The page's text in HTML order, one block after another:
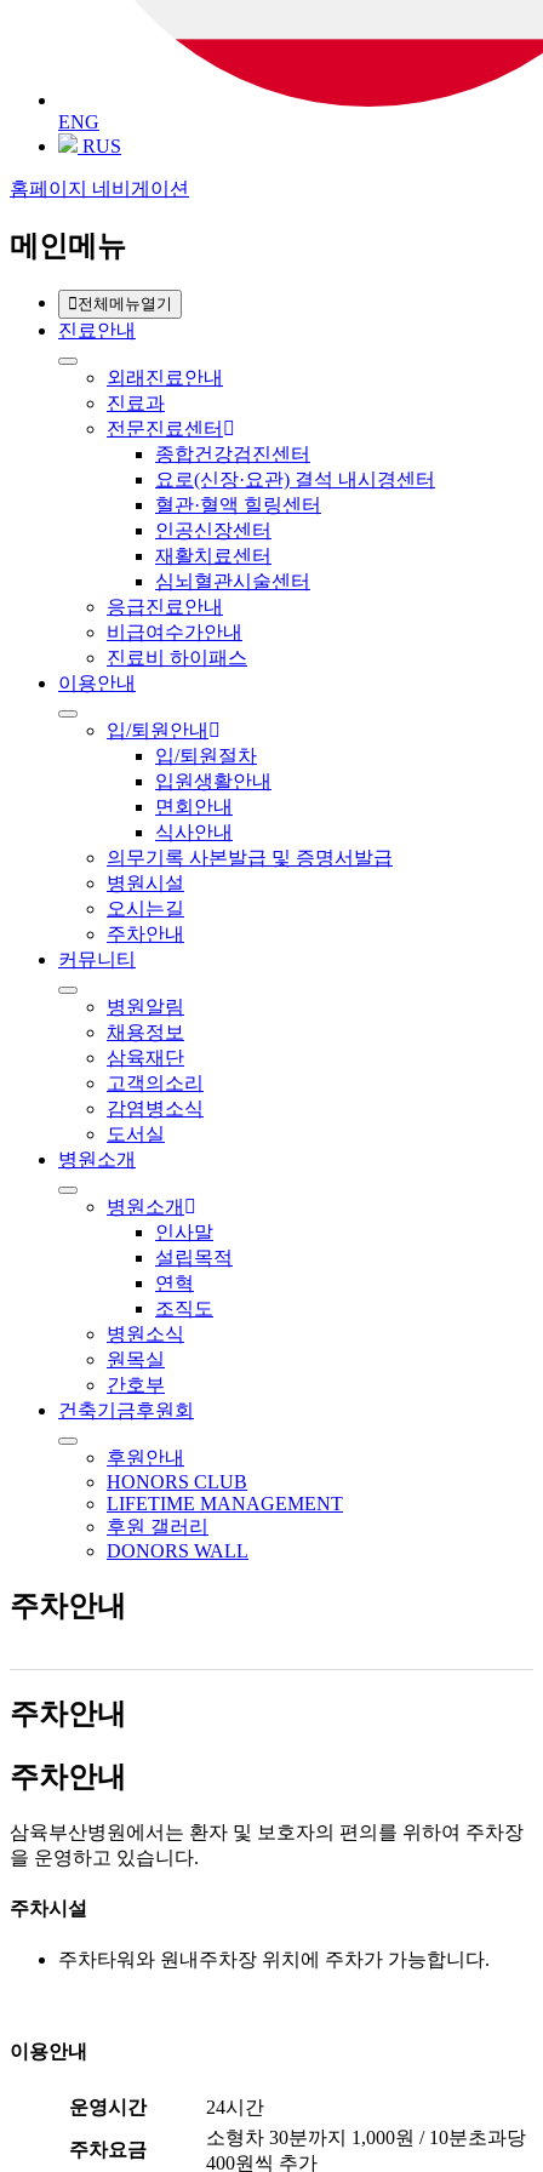
ENG
RUS
홈페이지 네비게이션
메인메뉴
전체메뉴열기
진료안내
외래진료안내
진료과
전문진료센터
종합건강검진센터
요로(신장·요관) 결석 내시경센터
혈관·혈액 힐링센터
인공신장센터
재활치료센터
심뇌혈관시술센터
응급진료안내
비급여수가안내
진료비 하이패스
이용안내
입/퇴원안내
입/퇴원절차
입원생활안내
면회안내
식사안내
의무기록 사본발급 및 증명서발급
병원시설
오시는길
주차안내
커뮤니티
병원알림
채용정보
삼육재단
고객의소리
감염병소식
도서실
병원소개
병원소개
인사말
설립목적
연혁
조직도
병원소식
원목실
간호부
건축기금후원회
후원안내
HONORS CLUB
LIFETIME MANAGEMENT
후원 갤러리
DONORS WALL
주차안내
주차안내
주차안내
삼육부산병원에서는 환자 및 보호자의 편의를 위하여 주차장
을 운영하고 있습니다.
주차시설
주차타워와 원내주차장 위치에 주차가 가능합니다.
이용안내
운영시간 24시간
주차요금
소형차 30분까지 1,000원 / 10분초과당
400원 씩 추가